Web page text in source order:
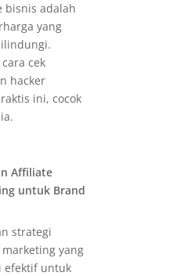
bisnis adalah
yang
cek
hacker
ini, cocok
Affiliate
untuk Brand
strategi
yang
efektif untuk